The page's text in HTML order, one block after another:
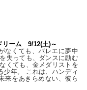
リーム 9/12(土)～
なくても、バレエに夢中
失っても、ダンスに励む
くても、金メダリストを
少年。 これは、ハンディ
来をあきらめない、彼ら